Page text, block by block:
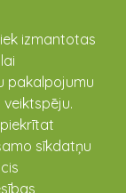
izmantotas
pakalpojumu
sīkdatņu